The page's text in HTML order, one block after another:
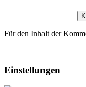
Für den Inhalt der
Einstellungen